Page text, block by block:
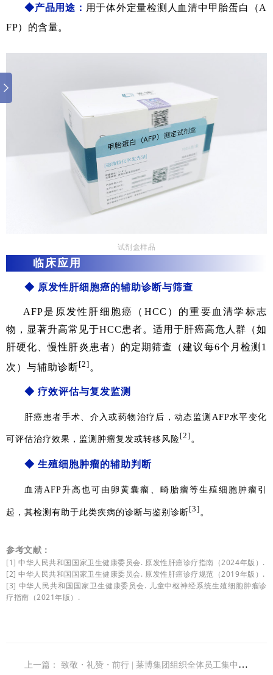
◆产品用途： 用于体外定量检测人血清中甲胎蛋白（A
FP）的含量。
试剂盒样品
临床应用
◆ 原发性肝细胞癌的辅助诊断与筛查
AFP是原发性肝细胞癌（HCC）的重要血清学标志
物，显著升高常见于HCC患者。适用于肝癌高危人群（如
肝硬化、慢性肝炎患者）的定期筛查（建议每6个月检测1
次）与辅助诊断[2] 。
◆ 疗效评估与复发监测
肝癌患者手术、介入或药物治疗后，动态监测AFP水平变化
可评估治疗效果，监测肿瘤复发或转移风险[2] 。
◆ 生殖细胞肿瘤的辅助判断
血清AFP升高也可由卵黄囊瘤、畸胎瘤等生殖细胞肿瘤引
起，其检测有助于此类疾病的诊断与鉴别诊断[3] 。
参考文献：
[1] 中华人民共和国国家卫生健康委员会. 原发性肝癌诊疗指南（2024年版）.
[2] 中华人民共和国国家卫生健康委员会. 原发性肝癌诊疗规范（2019年版）.
[3] 中华人民共和国国家卫生健康委员会. 儿童中枢神经系统生殖细胞肿瘤诊
疗指南（2021年版）.
上一篇： 致敬・礼赞・前行 | 莱博集团组织全体员工集中观看纪念抗战胜